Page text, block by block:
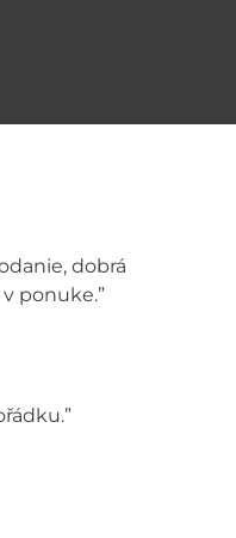
dobrá
ponuke.”